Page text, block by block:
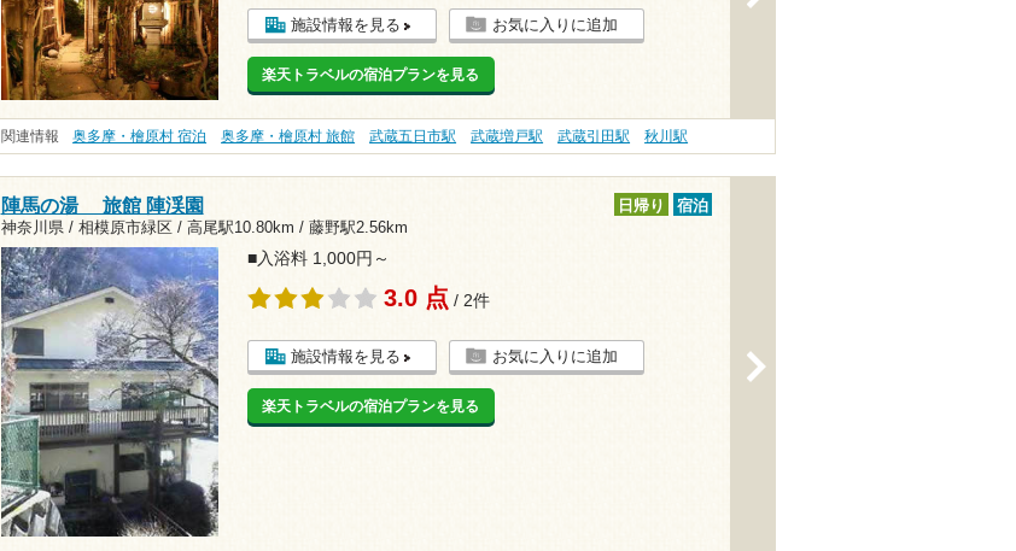
施設情報を見る お気に入りに追加
楽天トラベルの宿泊プランを見る
関連情報 奥多摩・檜原村 宿泊 奥多摩・檜原村 旅館 武蔵五日市駅 武蔵増戸駅 武蔵引田駅 秋川駅
陣馬の湯 旅館 陣渓園
神奈川県 / 相模原市緑区 / 高尾駅10.80km / 藤野駅2.56km
日帰り 宿泊
■入浴料 1,000円～
3.0 点 / 2件
施設情報を見る お気に入りに追加
楽天トラベルの宿泊プランを見る